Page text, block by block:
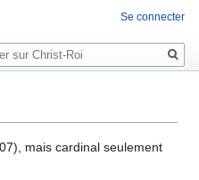
mais cardinal seulement
Se connecter